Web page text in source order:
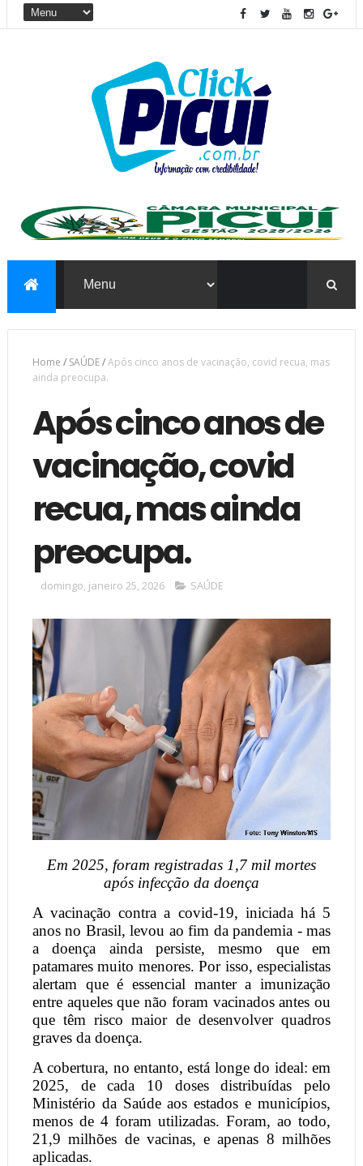
Home / SAÚDE/Após cinco anos de vacinação, covid recua, mas
ainda preocupa.
Após cinco anos de
vacinação, covid
recua, mas ainda
preocupa.
domingo, janeiro 25, 2026 SAÚDE
Em 2025, foram registradas 1,7 mil mortes
após infecção da doença
A vacinação contra a covid-19, iniciada há 5
anos no Brasil, levou ao fim da pandemia - mas
a doença ainda persiste, mesmo que em
patamares muito menores. Por isso, especialistas
alertam que é essencial manter a imunização
entre aqueles que não foram vacinados antes ou
que têm risco maior de desenvolver quadros
graves da doença.
A cobertura, no entanto, está longe do ideal: em
2025, de cada 10 doses distribuídas pelo
Ministério da Saúde aos estados e municípios,
menos de 4 foram utilizadas. Foram, ao todo,
21,9 milhões de vacinas, e apenas 8 milhões
aplicadas.